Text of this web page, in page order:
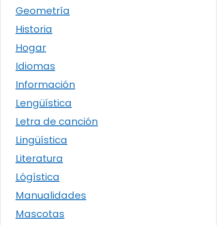
Geometría
Historia
Hogar
Idiomas
Información
Lengüística
Letra de canción
Lingüística
Literatura
Lógística
Manualidades
Mascotas